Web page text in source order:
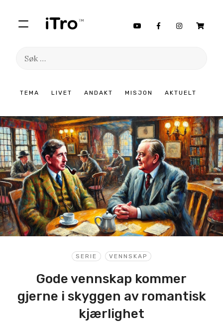
TEMA LIVET ANDAKT MISJON AKTUELT
Søk
innhold
SERIE VENNSKAP
Gode vennskap kommer
gjerne i skyggen av romantisk
kjærlighet